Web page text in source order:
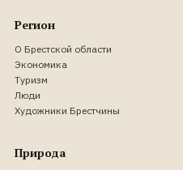
Регион
О Брестской области
Экономика
Туризм
Люди
Художники Брестчины
Природа